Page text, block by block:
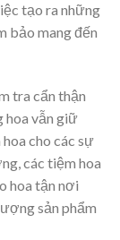
tạo ra những
bảo mang đến
tra cẩn thận
hoa vẫn giữ
cho các sự
các tiệm hoa
hoa tận nơi
sản phẩm